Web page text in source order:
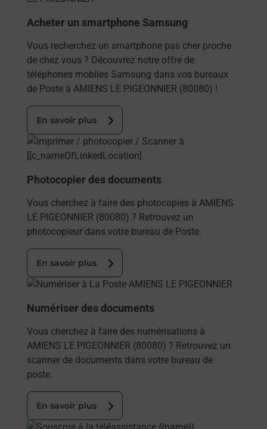
Acheter un smartphone Samsung
Vous recherchez un smartphone pas cher proche
de chez vous ? Découvrez notre offre de
téléphones mobiles Samsung dans vos bureaux
de Poste à AMIENS LE PIGEONNIER (80080) !
En savoir plus
En savoir plus
Photocopier des documents
Vous cherchez à faire des photocopies à AMIENS
LE PIGEONNIER (80080) ? Retrouvez un
photocopieur dans votre bureau de Poste.
En savoir plus
En savoir plus
Numériser des documents
Vous cherchez à faire des numérisations à
AMIENS LE PIGEONNIER (80080) ? Retrouvez un
scanner de documents dans votre bureau de
poste.
En savoir plus
En savoir plus